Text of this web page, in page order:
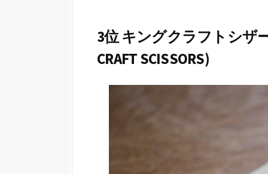
3位 キングクラフトシザ
CRAFT SCISSORS)